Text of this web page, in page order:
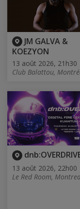
JM GALVA &
KOEZYON
13 août 2026, 21h30
Club Balattou,
13 août 2026, 22h00
Le Red Room,